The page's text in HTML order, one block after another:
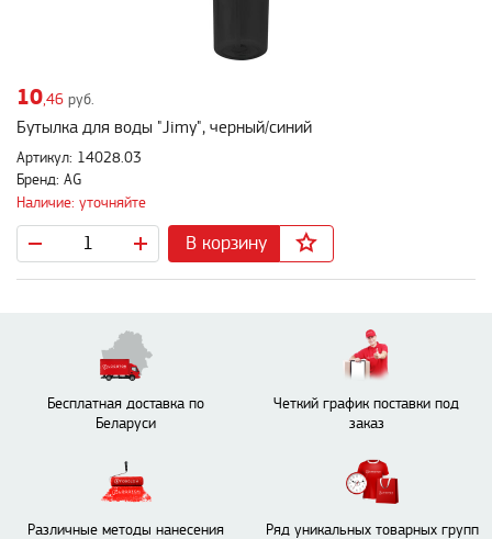
10,46 руб.
Бутылка для воды "Jimy", черный/синий
Артикул: 14028.03
Бренд: AG
Наличие: уточняйте
В корзину
Бесплатная доставка по
Беларуси
Четкий график поставки под
заказ
Различные методы нанесения
Ряд уникальных товарных групп